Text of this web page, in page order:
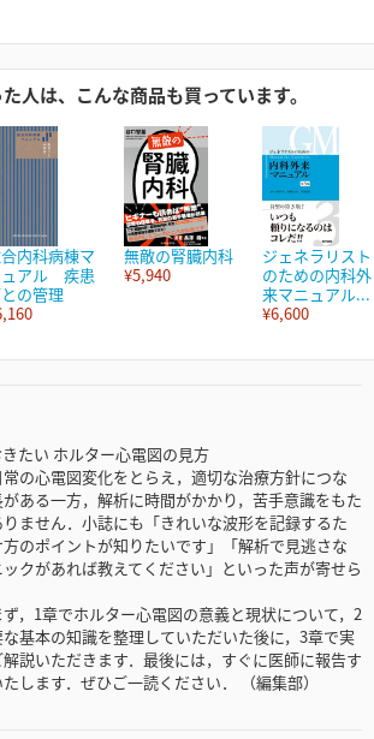
人は、こんな商品も買っています。
内科病棟マ
ュアル 疾患
の管理
無敵の腎臓内科
¥5,940
ジェネラリスト
のための内科外
来マニュアル...
¥6,600
たい ホルター心電図の見方
の心電図変化をとらえ，適切な治療方針につな
ある一方，解析に時間がかかり，苦手意識をもた
ません．小誌にも「きれいな波形を記録するた
のポイントが知りたいです」「解析で見逃さな
クがあれば教えてください」といった声が寄せら
，1章でホルター心電図の意義と現状について，2
基本の知識を整理していただいた後に，3章で実
説いただきます．最後には，すぐに医師に報告す
します．ぜひご一読ください． （編集部）